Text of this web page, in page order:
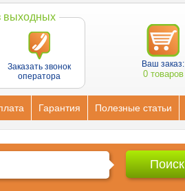
выходных
Заказать звонок
оператора
Ваш заказ:
0 товаров
Гарантия Полезные статьи